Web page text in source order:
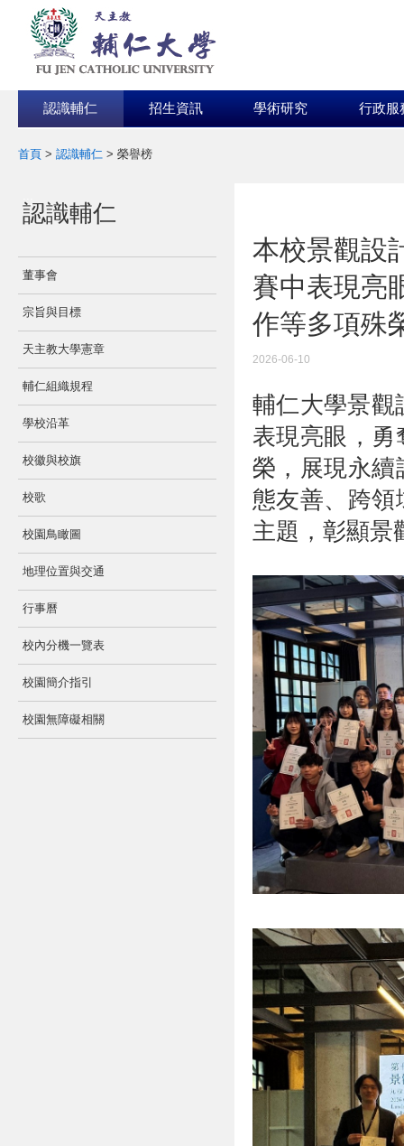
認識輔仁 招生資訊 學術研究 行政服
首頁 > 認識輔仁 > 榮譽榜
:::
認識輔仁
董事會
宗旨與目標
天主教大學憲章
輔仁組織規程
學校沿革
校徽與校旗
校歌
校園鳥瞰圖
地理位置與交通
行事曆
校內分機一覽表
校園簡介指引
校園無障礙相關
本校景觀設
賽中表現亮
作等多項殊
2026-06-10
輔仁大學景觀
表現亮眼，
榮，展現永續
態友善、跨領
主題，彰顯景